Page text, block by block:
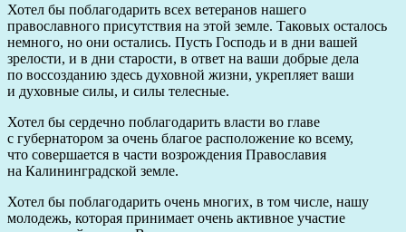
Хотел бы поблагодарить всех ветеранов нашего
православного присутствия на этой земле. Таковых осталось
немного, но они остались. Пусть Господь и в дни вашей
зрелости, и в дни старости, в ответ на ваши добрые дела
по воссозданию здесь духовной жизни, укрепляет ваши
и духовные силы, и силы телесные.
Хотел бы сердечно поблагодарить власти во главе
с губернатором за очень благое расположение ко всему,
что совершается в части возрождения Православия
на Калининградской земле.
Хотел бы поблагодарить очень многих, в том числе, нашу
молодежь, которая принимает очень активное участие